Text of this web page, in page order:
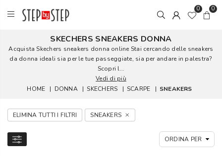
0 0
SKECHERS SNEAKERS DONNA
Acquista Skechers sneakers donna online Stai cercando delle sneakers
da donna ideali sia per le tue passeggiate, sia per andare in palestra?
Scopri l...
Vedi di più
HOME
| DONNA | SKECHERS | SCARPE | SNEAKERS
ELIMINA TUTTI I FILTRI SNEAKERS